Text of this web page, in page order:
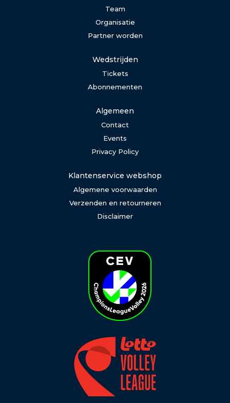
Team
Organisatie
Partner worden
Wedstrijden
Tickets
Abonnementen
Algemeen
Contact
Events
Privacy Policy
Klantenservice webshop
Algemene voorwaarden
Verzenden en retourneren
Disclaimer